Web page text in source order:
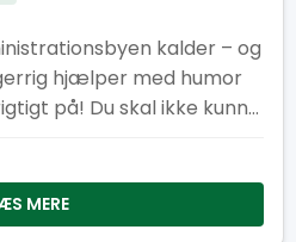
kalder – og
hjælper med humor
ikke kunne
som tør stille
der, hvis jeg trykker
MERE